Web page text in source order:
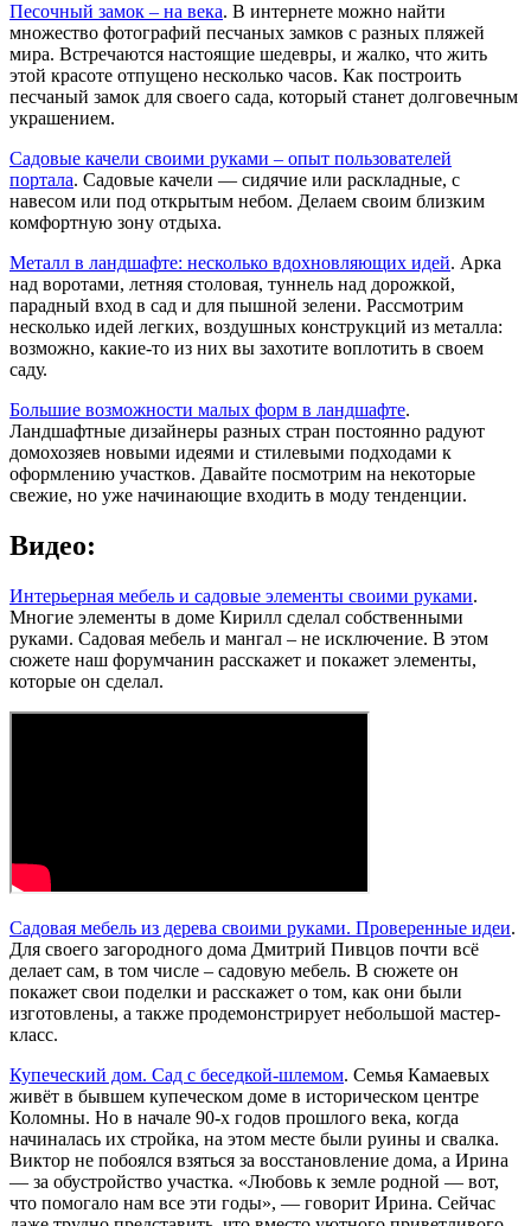
Песочный замок – на века. В интернете можно найти
множество фотографий песчаных замков с разных пляжей
мира. Встречаются настоящие шедевры, и жалко, что жить
этой красоте отпущено несколько часов. Как построить
песчаный замок для своего сада, который станет долговечным
украшением.
Садовые качели своими руками – опыт пользователей
портала. Садовые качели — сидячие или раскладные, с
навесом или под открытым небом. Делаем своим близким
комфортную зону отдыха.
Металл в ландшафте: несколько вдохновляющих идей. Арка
над воротами, летняя столовая, туннель над дорожкой,
парадный вход в сад и для пышной зелени. Рассмотрим
несколько идей легких, воздушных конструкций из металла:
возможно, какие-то из них вы захотите воплотить в своем
саду.
Большие возможности малых форм в ландшафте.
Ландшафтные дизайнеры разных стран постоянно радуют
домохозяев новыми идеями и стилевыми подходами к
оформлению участков. Давайте посмотрим на некоторые
свежие, но уже начинающие входить в моду тенденции.
Видео:
Интерьерная мебель и садовые элементы своими руками.
Многие элементы в доме Кирилл сделал собственными
руками. Садовая мебель и мангал – не исключение. В этом
сюжете наш форумчанин расскажет и покажет элементы,
которые он сделал.
Садовая мебель из дерева своими руками. Проверенные идеи.
Для своего загородного дома Дмитрий Пивцов почти всё
делает сам, в том числе – садовую мебель. В сюжете он
покажет свои поделки и расскажет о том, как они были
изготовлены, а также продемонстрирует небольшой мастер-
класс.
Купеческий дом. Сад с беседкой-шлемом. Семья Камаевых
живёт в бывшем купеческом доме в историческом центре
Коломны. Но в начале 90-х годов прошлого века, когда
начиналась их стройка, на этом месте были руины и свалка.
Виктор не побоялся взяться за восстановление дома, а Ирина
— за обустройство участка. «Любовь к земле родной — вот,
что помогало нам все эти годы», — говорит Ирина. Сейчас